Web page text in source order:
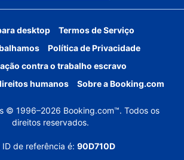
desktop
Termos de Serviço
Política de Privacidade
contra o trabalho escravo
humanos
Sobre a Booking.com
© 1996–2026 Booking.com™. Todos os
direitos reservados.
ID de referência é: 90D710D